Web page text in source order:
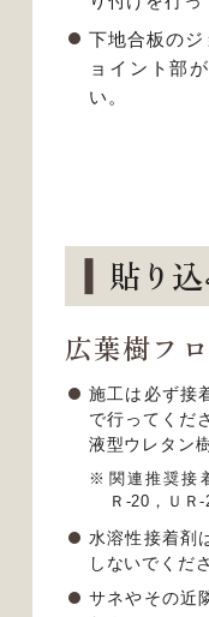
下地合板の
ョイント部
い。
貼り
広葉樹フ
施工は必ず接
で行ってく
液型ウレタン
関連推奨
Ｒ-20，ＵＲ-
水溶性接着剤
しないでくだ
サネやその近